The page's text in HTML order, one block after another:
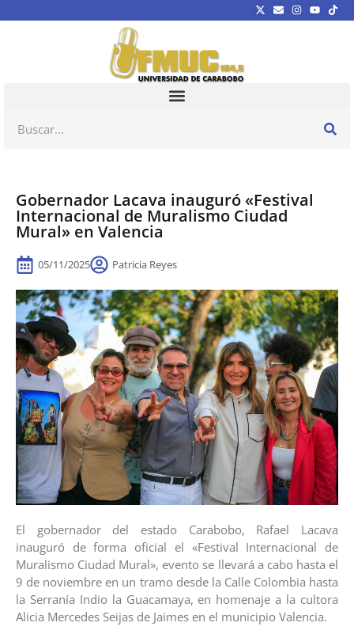
Gobernador Lacava inauguró «Festival
Internacional de Muralismo Ciudad
Mural» en Valencia
05/11/2025 Patricia Reyes
El gobernador del estado Carabobo, Rafael Lacava
inauguró de forma oficial el «Festival Internacional de
Muralismo Ciudad Mural», evento se llevará a cabo hasta el
9 de noviembre en un tramo desde la Calle Colombia hasta
la Serranía Indio la Guacamaya, en homenaje a la cultora
Alicia Mercedes Seijas de Jaimes en el municipio Valencia.